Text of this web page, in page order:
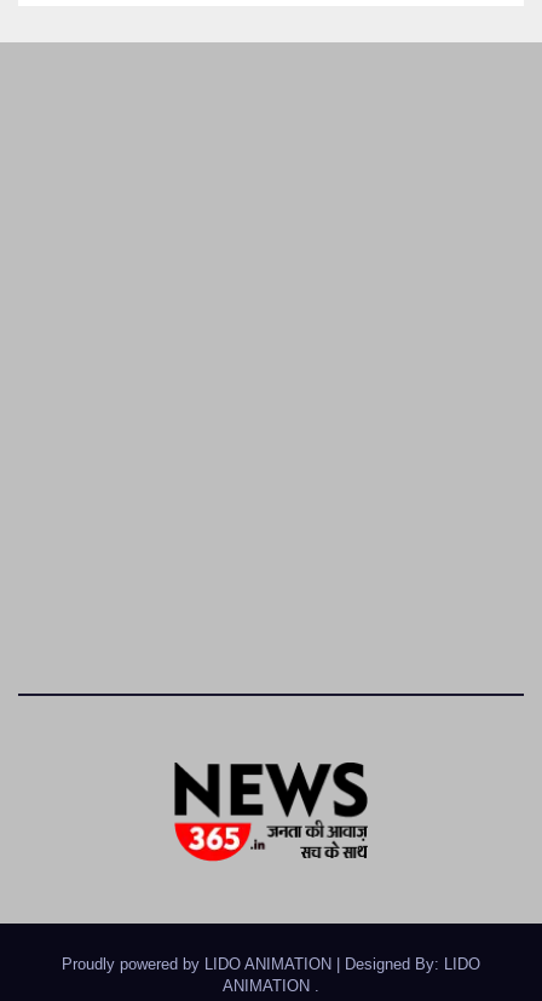
Proudly powered by LIDO ANIMATION
Designed By: LIDO
ANIMATION .